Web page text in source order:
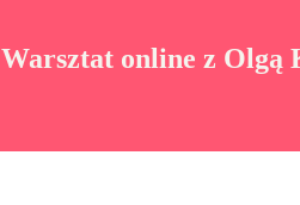
Warsztat online z Olgą